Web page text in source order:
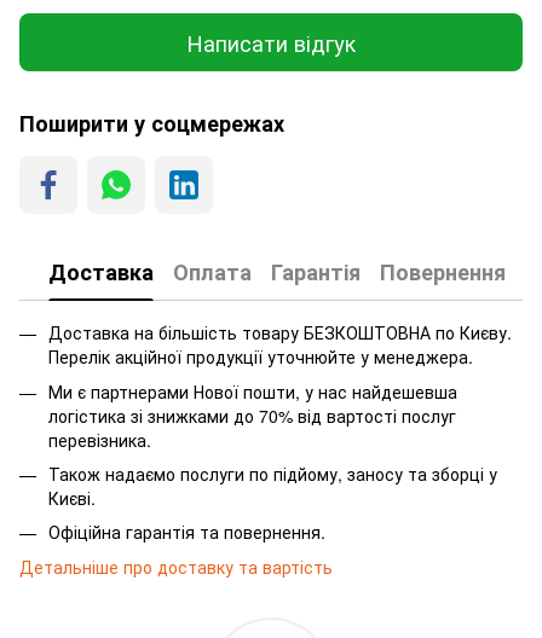
Написати відгук
Поширити у соцмережах
Доставка Оплата Гарантія Повернення
Доставка на більшість товару БЕЗКОШТОВНА по Києву.
Перелік акційної продукції уточнюйте у менеджера.
Ми є партнерами Нової пошти, у нас найдешевша
логістика зі знижками до 70% від вартості послуг
перевізника.
Також надаємо послуги по підйому, заносу та зборці у
Києві.
Офіційна гарантія та повернення.
Детальніше про доставку та вартість